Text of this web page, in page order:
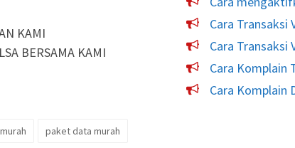
KAMI
BERSAMA KAMI
paket data murah
Cara Transaksi
Cara Transaksi
Cara Komplain
Cara Komplain